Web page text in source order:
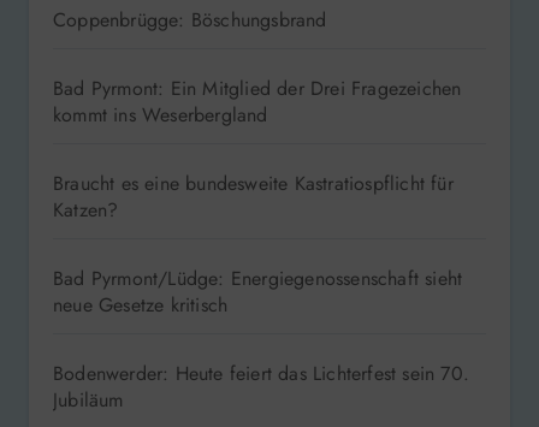
Coppenbrügge: Böschungsbrand
Bad Pyrmont: Ein Mitglied der Drei Fragezeichen
kommt ins Weserbergland
Braucht es eine bundesweite Kastratiospflicht für
Katzen?
Bad Pyrmont/Lüdge: Energiegenossenschaft sieht
neue Gesetze kritisch
Bodenwerder: Heute feiert das Lichterfest sein 70.
Jubiläum